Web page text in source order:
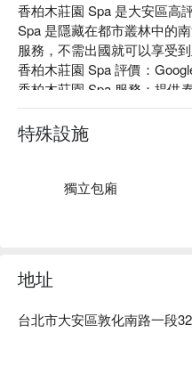
香柏木莊園 Spa 是大安區高
Spa 是隱藏在都市叢林中的
服務，不需出國就可以享受
香柏木莊園 Spa 評價：
香柏木莊園 Spa 服務：提供
質等服務
香柏木莊園 Spa 推薦：優雅
沈浸式按摩享受。
特殊設施
獨立包廂
地址
台北市大安區敦化南路一段